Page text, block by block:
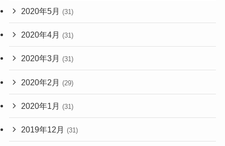
2020年5月 (31)
2020年4月 (31)
2020年3月 (31)
2020年2月 (29)
2020年1月 (31)
2019年12月 (31)